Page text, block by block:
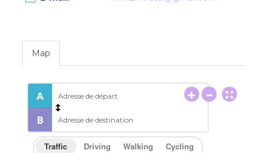
Map
Traffic Driving Walking Cycling